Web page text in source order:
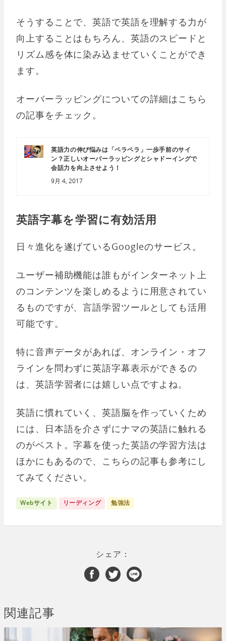
そうすることで、英語で英語を理解する力が
向上することはもちろん、英語のスピードと
リズム感を体に染み込ませていくことができ
ます。
オーバーラッピングについての詳細はこちら
の記事をチェック。
英語力の伸び悩みは「ペラペラ」一歩手前のサイ
ン？正しいオーバーラッピングとシャドーイングで
会話力を向上させよう！
9月 4, 2017
英語字幕を学習に有効活用
日々進化を遂げているGoogleのサービス。
ユーザー補助機能は誰もがインターネット上
のコンテンツを楽しめるように用意されてい
るものですが、言語学習ツールとしても活用
可能です。
特に音声データがあれば、オンライン・オフ
ラインを問わずに英語字幕表示ができるの
は、英語学習者には嬉しい点ですよね。
英語に慣れていく、英語脳を作っていくため
には、日本語を介さずにナマの英語に触れる
のがベスト。字幕を使った英語の学習方法は
ほかにもあるので、こちらの記事も参考にし
てみてください。
Webサイト リーディング 勉強法
シェア：
関連記事